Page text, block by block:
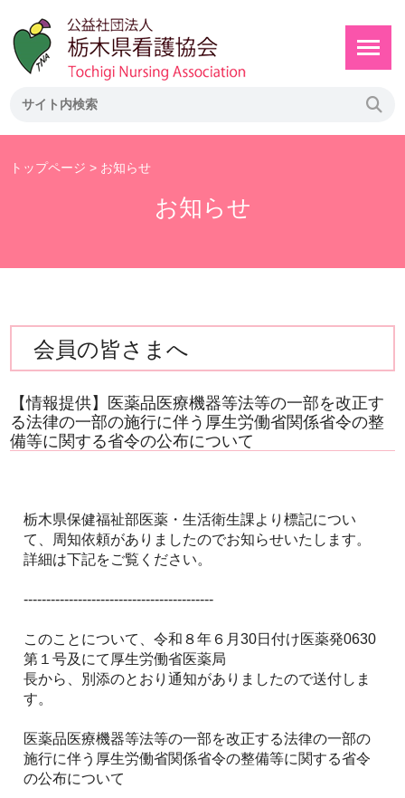
トップページ > お知らせ
お知らせ
会員の皆さまへ
【情報提供】医薬品医療機器等法等の一部を改正す
る法律の一部の施行に伴う厚生労働省関係省令の整
備等に関する省令の公布について
栃木県保健福祉部医薬・生活衛生課より標記につい
て、周知依頼がありましたのでお知らせいたします。
詳細は下記をご覧ください。
------------------------------------------
このことについて、令和８年６月30日付け医薬発0630
第１号及にて厚生労働省医薬局
長から、別添のとおり通知がありましたので送付しま
す。
医薬品医療機器等法等の一部を改正する法律の一部の
施行に伴う厚生労働省関係省令の整備等に関する省令
の公布について